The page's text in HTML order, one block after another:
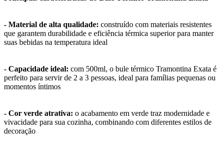
- Material de alta qualidade: construído com materiais resistentes
que garantem durabilidade e eficiência térmica superior para manter
suas bebidas na temperatura ideal
- Capacidade ideal: com 500ml, o bule térmico Tramontina Exata é
perfeito para servir de 2 a 3 pessoas, ideal para famílias pequenas ou
momentos íntimos
- Cor verde atrativa: o acabamento em verde traz modernidade e
vivacidade para sua cozinha, combinando com diferentes estilos de
decoração